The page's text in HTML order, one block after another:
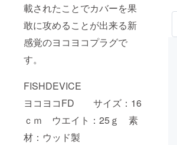
載されたことでカバーを果
敢に攻めることが出来る新
感覚のヨコヨコプラグで
す。
FISHDEVICE
ヨコヨコFD サイズ：16
ｃｍ ウエイト：25ｇ 素
材：ウッド製